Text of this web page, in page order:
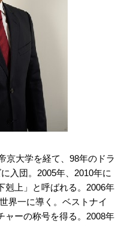
京大学を経て、98年のドラ
入団。2005年、2010年に
剋上」と呼ばれる。2006年
界一に導く。ベストナイ
ャーの称号を得る。2008年